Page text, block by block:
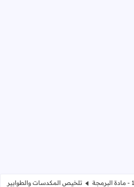
تلخيص المكدسات والطوابير